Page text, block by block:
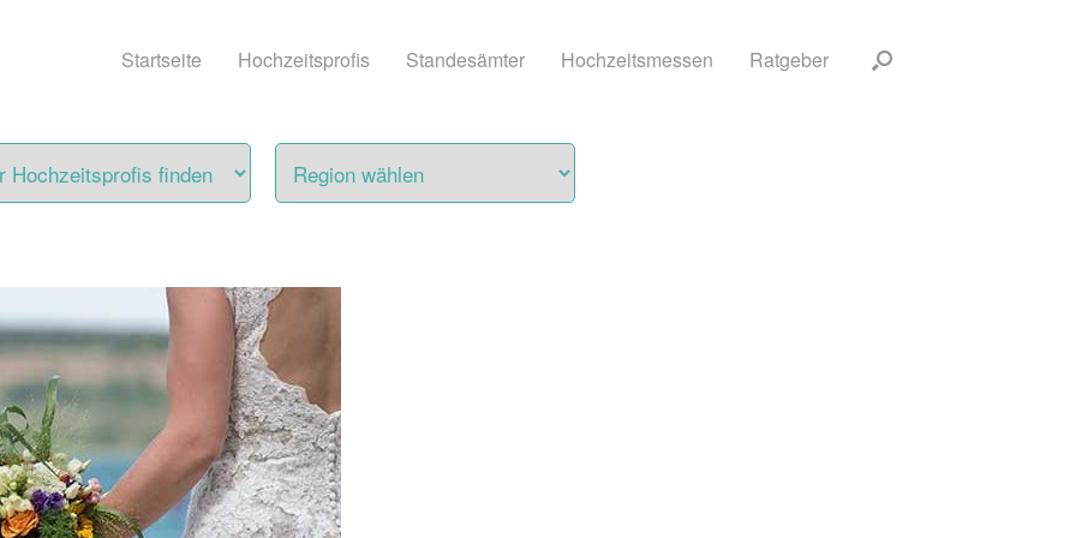
Startseite Hochzeitsprofis Standesämter Hochzeitsmessen Ratgeber